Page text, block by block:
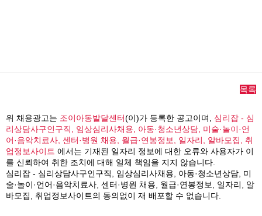
목록
위 채용광고는 조이아동발달센터(이)가 등록한 공고이며, 심리잡 - 심
리상담사구인구직, 임상심리사채용, 아동·청소년상담, 미술·놀이·언
어·음악치료사, 센터·병원 채용, 월급·연봉정보, 일자리, 알바모집, 취
업정보사이트 에서는 기재된 일자리 정보에 대한 오류와 사용자가 이
를 신뢰하여 취한 조치에 대해 일체 책임을 지지 않습니다.
심리잡 - 심리상담사구인구직, 임상심리사채용, 아동·청소년상담, 미
술·놀이·언어·음악치료사, 센터·병원 채용, 월급·연봉정보, 일자리, 알
바모집, 취업정보사이트의 동의없이 재 배포할 수 없습니다.